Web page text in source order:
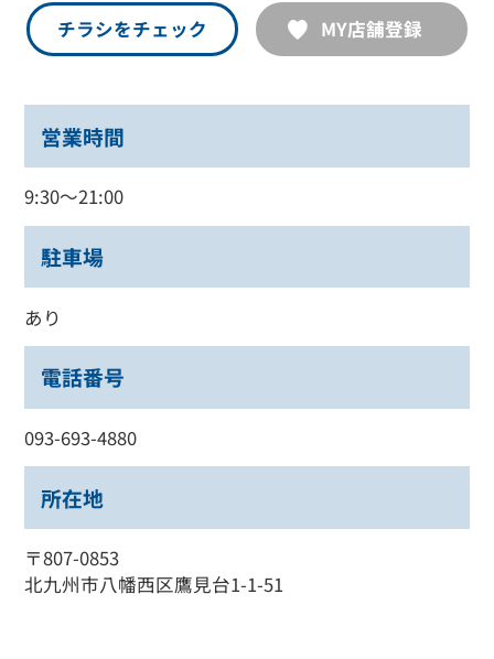
チラシをチェック MY店舗登録
営業時間
9:30～21:00
駐車場
あり
電話番号
093-693-4880
所在地
〒807-0853
北九州市八幡西区鷹見台1-1-51